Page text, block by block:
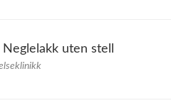
uten stell